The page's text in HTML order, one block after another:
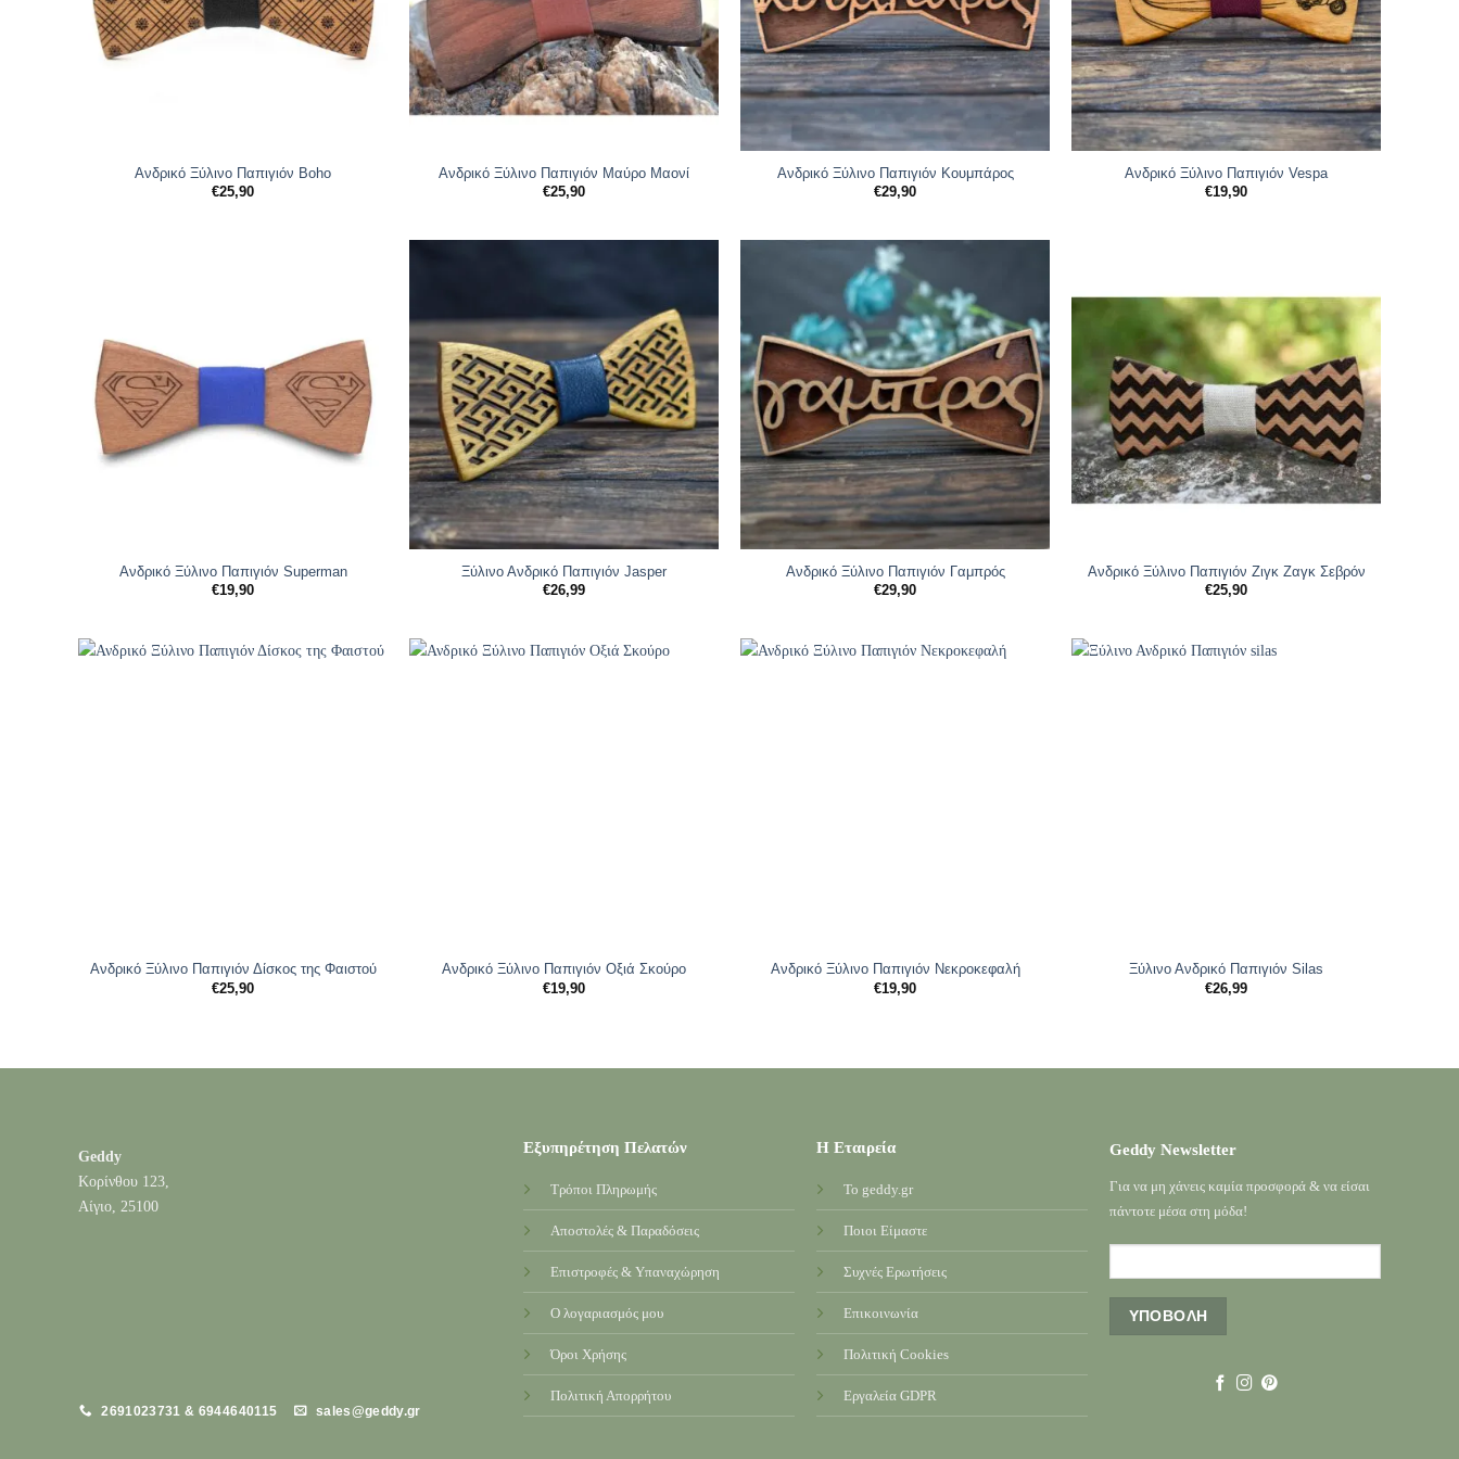
Ανδρικό Ξύλινο Παπιγιόν Boho
€25,90
Ανδρικό Ξύλινο Παπιγιόν Μαύρο Μαονί
€25,90
Ανδρικό Ξύλινο Παπιγιόν Κουμπάρος
€29,90
Ανδρικό Ξύλινο Παπιγιόν Vespa
€19,90
Ανδρικό Ξύλινο Παπιγιόν Superman
€19,90
Ξύλινο Ανδρικό Παπιγιόν Jasper
€26,99
Ανδρικό Ξύλινο Παπιγιόν Γαμπρός
€29,90
Ανδρικό Ξύλινο Παπιγιόν Ζιγκ Ζαγκ Σεβρόν
€25,90
Ανδρικό Ξύλινο Παπιγιόν Δίσκος της Φαιστού
€25,90
Ανδρικό Ξύλινο Παπιγιόν Oξιά Σκούρο
€19,90
Ανδρικό Ξύλινο Παπιγιόν Νεκροκεφαλή
€19,90
Ξύλινο Ανδρικό Παπιγιόν Silas
€26,99
Geddy
Κορίνθου 123,
Αίγιο, 25100
2691023731 & 6944640115 sales@geddy.gr
Εξυπηρέτηση Πελατών
Τρόποι Πληρωμής
Αποστολές & Παραδόσεις
Επιστροφές & Υπαναχώρηση
Ο λογαριασμός μου
Όροι Χρήσης
Πολιτική Απορρήτου
Η Εταιρεία
Το geddy.gr
Ποιοι Είμαστε
Συχνές Ερωτήσεις
Επικοινωνία
Πολιτική Cookies
Εργαλεία GDPR
Geddy Newsletter
Για να μη χάνεις καμία προσφορά & να είσαι
πάντοτε μέσα στη μόδα!